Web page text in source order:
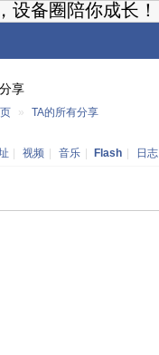
设备圈陪你成长！
享
» TA的所有分享
视频 音乐 Flash 日志